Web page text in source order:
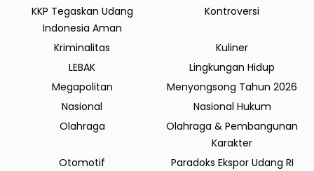
KKP Tegaskan Udang
Indonesia Aman
Kontroversi
Kriminalitas
Kuliner
LEBAK
Lingkungan Hidup
Megapolitan
Menyongsong Tahun 2026
Nasional
Nasional Hukum
Olahraga
Olahraga & Pembangunan
Karakter
Otomotif
Paradoks Ekspor Udang RI